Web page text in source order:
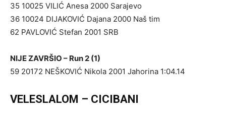
35 10025 VILIĆ Anesa 2000 Sarajevo
36 10024 DIJAKOVIĆ Dajana 2000 Naš tim
62 PAVLOVIĆ Stefan 2001 SRB
NIJE ZAVRŠIO – Run 2 (1)
59 20172 NEŠKOVIĆ Nikola 2001 Jahorina 1:04.14
VELESLALOM – CICIBANI